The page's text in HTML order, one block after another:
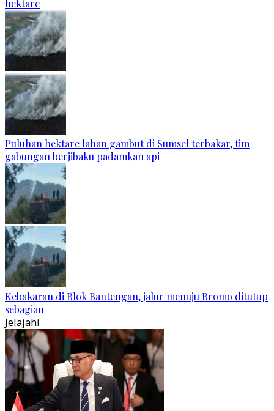
hektare
Puluhan hektare lahan gambut di Sumsel terbakar, tim
gabungan berjibaku padamkan api
Kebakaran di Blok Bantengan, jalur menuju Bromo ditutup
sebagian
Jelajahi